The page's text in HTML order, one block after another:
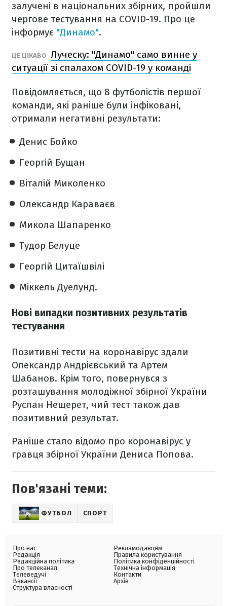
залучені в національних збірних, пройшли
чергове тестування на COVID-19. Про це
інформує "Динамо".
ЦЕ ЦІКАВО Луческу: "Динамо" само винне у
ситуації зі спалахом COVID-19 у команді
Повідомляється, що 8 футболістів першої
команди, які раніше були інфіковані,
отримали негативні результати:
Денис Бойко
Георгій Бущан
Віталій Миколенко
Олександр Караваєв
Микола Шапаренко
Тудор Белуце
Георгій Цитаїшвілі
Міккель Дуелунд.
Нові випадки позитивних результатів
тестування
Позитивні тести на коронавірус здали
Олександр Андрієвський та Артем
Шабанов. Крім того, повернувся з
розташування молодіжної збірної України
Руслан Нещерет, чий тест також дав
позитивний результат.
Раніше стало відомо про коронавірус у
гравця збірної України Дениса Попова.
Пов'язані теми:
ФУТБОЛ СПОРТ
Про нас
Редакція
Редакційна політика
Про телеканал
Телеведучі
Вакансії
Структура власності
Рекламодавцям
Правила користування
Політика конфіденційності
Технічна інформація
Контакти
Архів